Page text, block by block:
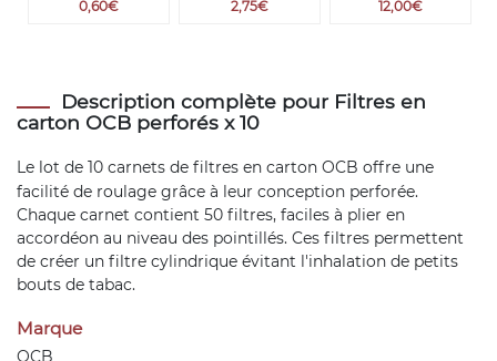
0,60€
2,75€
12,00€
Description complète pour Filtres en
carton OCB perforés x 10
Le lot de 10 carnets de filtres en carton OCB offre une
facilité de roulage grâce à leur conception perforée.
Chaque carnet contient 50 filtres, faciles à plier en
accordéon au niveau des pointillés. Ces filtres permettent
de créer un filtre cylindrique évitant l'inhalation de petits
bouts de tabac.
Marque
OCB